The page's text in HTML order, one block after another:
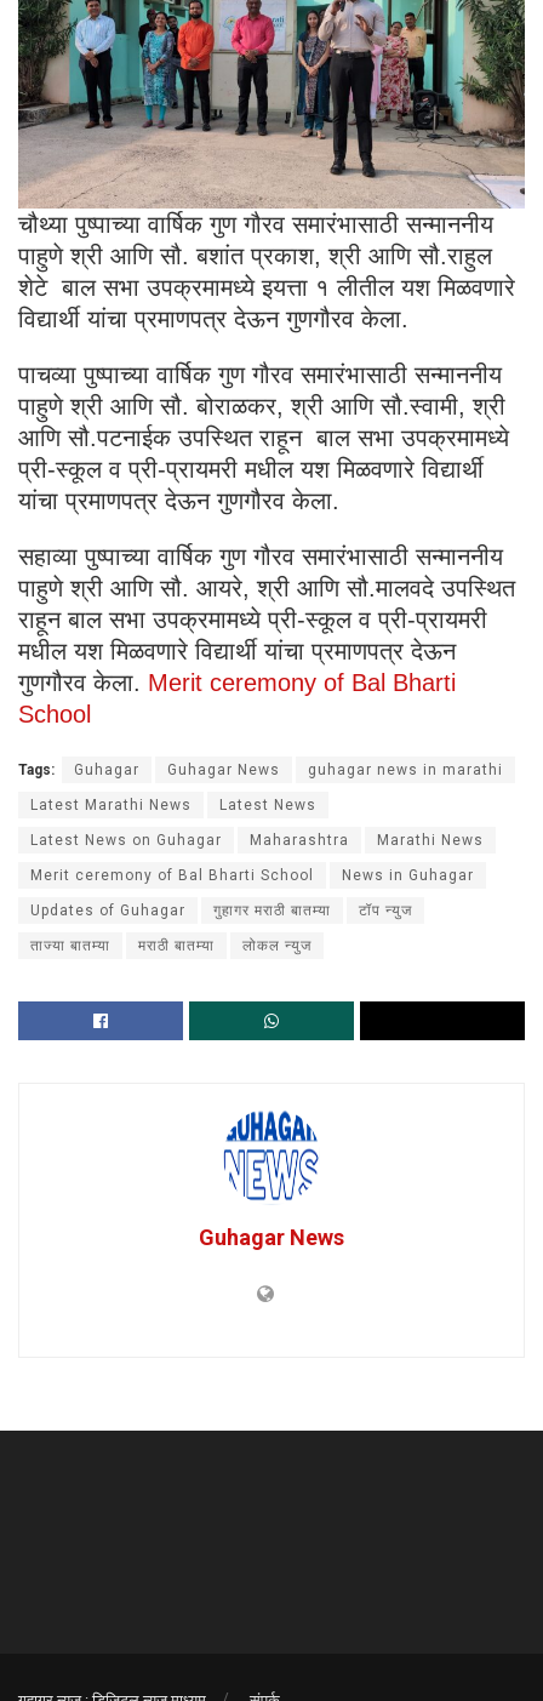
चौथ्या पुष्पाच्या वार्षिक गुण गौरव समारंभासाठी सन्माननीय
पाहुणे श्री आणि सौ. बशांत प्रकाश, श्री आणि सौ.राहुल
शेटे बाल सभा उपक्रमामध्ये इयत्ता १ लीतील यश मिळवणारे
विद्यार्थी यांचा प्रमाणपत्र देऊन गुणगौरव केला.
पाचव्या पुष्पाच्या वार्षिक गुण गौरव समारंभासाठी सन्माननीय
पाहुणे श्री आणि सौ. बोराळकर, श्री आणि सौ.स्वामी, श्री
आणि सौ.पटनाईक उपस्थित राहून बाल सभा उपक्रमामध्ये
प्री-स्कूल व प्री-प्रायमरी मधील यश मिळवणारे विद्यार्थी
यांचा प्रमाणपत्र देऊन गुणगौरव केला.
सहाव्या पुष्पाच्या वार्षिक गुण गौरव समारंभासाठी सन्माननीय
पाहुणे श्री आणि सौ. आयरे, श्री आणि सौ.मालवदे उपस्थित
राहून बाल सभा उपक्रमामध्ये प्री-स्कूल व प्री-प्रायमरी
मधील यश मिळवणारे विद्यार्थी यांचा प्रमाणपत्र देऊन
गुणगौरव केला. Merit ceremony of Bal Bharti
School
Tags: Guhagar Guhagar News guhagar news in marathi
Latest Marathi News Latest News
Latest News on Guhagar Maharashtra Marathi News
Merit ceremony of Bal Bharti School News in Guhagar
Updates of Guhagar गुहागर मराठी बातम्या टॉप न्युज
ताज्या बातम्या मराठी बातम्या लोकल न्युज
Guhagar News